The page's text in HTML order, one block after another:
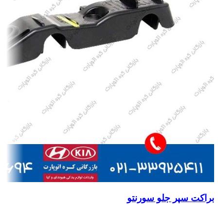
براکت سپر جلو سورنتو